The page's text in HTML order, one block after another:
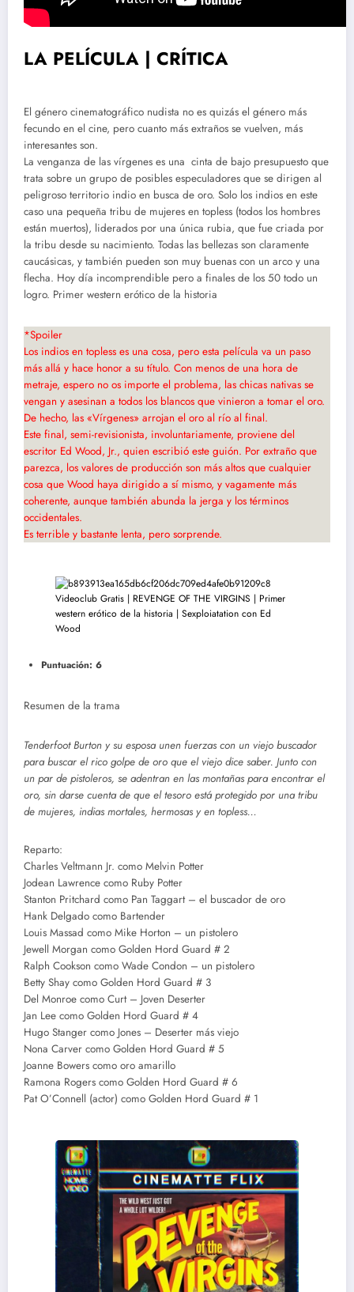
LA PELÍCULA | CRÍTICA
El género cinematográfico nudista no es quizás el género más
fecundo en el cine, pero cuanto más extraños se vuelven, más
interesantes son.
La venganza de las vírgenes es una cinta de bajo presupuesto que
trata sobre un grupo de posibles especuladores que se dirigen al
peligroso territorio indio en busca de oro. Solo los indios en este
caso una pequeña tribu de mujeres en topless (todos los hombres
están muertos), liderados por una única rubia, que fue criada por
la tribu desde su nacimiento. Todas las bellezas son claramente
caucásicas, y también pueden son muy buenas con un arco y una
flecha. Hoy día incomprendible pero a finales de los 50 todo un
logro. Primer western erótico de la historia
*Spoiler
Los indios en topless es una cosa, pero esta película va un paso
más allá y hace honor a su título. Con menos de una hora de
metraje, espero no os importe el problema, las chicas nativas se
vengan y asesinan a todos los blancos que vinieron a tomar el oro.
De hecho, las «Vírgenes» arrojan el oro al río al final.
Este final, semi-revisionista, involuntariamente, proviene del
escritor Ed Wood, Jr., quien escribió este guión. Por extraño que
parezca, los valores de producción son más altos que cualquier
cosa que Wood haya dirigido a sí mismo, y vagamente más
coherente, aunque también abunda la jerga y los términos
occidentales.
Es terrible y bastante lenta, pero sorprende.
Puntuación: 6
Resumen de la trama
Tenderfoot Burton y su esposa unen fuerzas con un viejo buscador
para buscar el rico golpe de oro que el viejo dice saber. Junto con
un par de pistoleros, se adentran en las montañas para encontrar el
oro, sin darse cuenta de que el tesoro está protegido por una tribu
de mujeres, indias mortales, hermosas y en topless…
Reparto:
Charles Veltmann Jr. como Melvin Potter
Jodean Lawrence como Ruby Potter
Stanton Pritchard como Pan Taggart – el buscador de oro
Hank Delgado como Bartender
Louis Massad como Mike Horton – un pistolero
Jewell Morgan como Golden Hord Guard # 2
Ralph Cookson como Wade Condon – un pistolero
Betty Shay como Golden Hord Guard # 3
Del Monroe como Curt – Joven Deserter
Jan Lee como Golden Hord Guard # 4
Hugo Stanger como Jones – Deserter más viejo
Nona Carver como Golden Hord Guard # 5
Joanne Bowers como oro amarillo
Ramona Rogers como Golden Hord Guard # 6
Pat O’Connell (actor) como Golden Hord Guard # 1